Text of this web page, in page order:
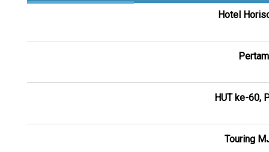
Hotel
HUT ke-60,
Touring